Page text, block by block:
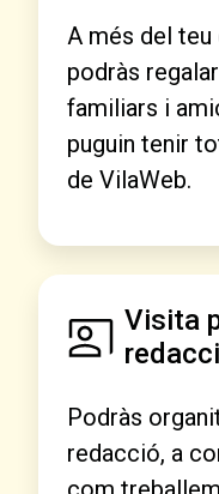
A més del
podràs
familiars i
puguin tenir
de VilaWeb.
Visita
Podràs
redacció, a